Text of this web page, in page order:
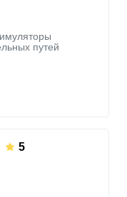
путей
5